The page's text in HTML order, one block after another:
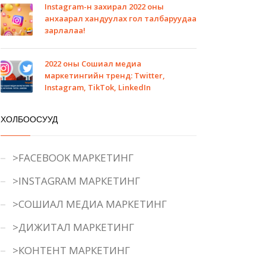
Instagram-н захирал 2022 оны
анхаарал хандуулах гол талбаруудаа
зарлалаа!
2022 оны Сошиал медиа
маркетингийн тренд: Twitter,
Instagram, TikTok, LinkedIn
ХОЛБООСУУД
>FACEBOOK МАРКЕТИНГ
>INSTAGRAM МАРКЕТИНГ
>СОШИАЛ МЕДИА МАРКЕТИНГ
>ДИЖИТАЛ МАРКЕТИНГ
>КОНТЕНТ МАРКЕТИНГ